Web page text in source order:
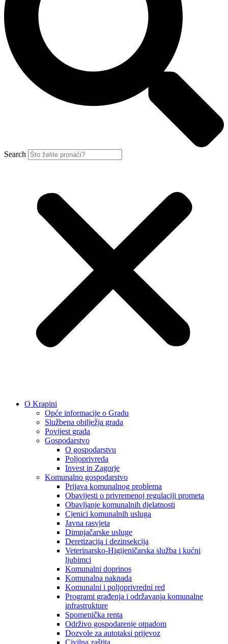
Search
O Krapini
Opće informacije o Gradu
Službena obilježja grada
Povijest grada
Gospodarstvo
O gospodarstvu
Poljoprivreda
Invest in Zagorje
Komunalno gospodarstvo
Prijava komunalnog problema
Obavijesti o privremenoj regulaciji prometa
Obavljanje komunalnih djelatnosti
Cjenici komunalnih usluga
Javna rasvjeta
Dimnjačarske usluge
Deretizacija i dezinsekcija
Veterinarsko-Higijeničarska služba i kućni
ljubimci
Komunalni doprinos
Komunalna naknada
Komunalni i poljoprivredni red
Programi građenja i održavanja komunalne
infrastrukture
Spomenička renta
Održivo gospodarenje otpadom
Dozvole za autotaksi prijevoz
Civilna zaštita